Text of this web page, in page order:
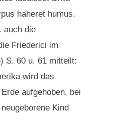
haheret humus.
auch die
Friederici im
S. 60 u. 61 mitteilt:
wird das
aufgehoben, bei
Kind